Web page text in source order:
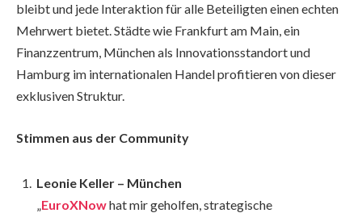
bleibt und jede Interaktion für alle Beteiligten einen echten
Mehrwert bietet. Städte wie Frankfurt am Main, ein
Finanzzentrum, München als Innovationsstandort und
Hamburg im internationalen Handel profitieren von dieser
exklusiven Struktur.
Stimmen aus der Community
Leonie Keller – München
„EuroXNowhat mir geholfen, strategische